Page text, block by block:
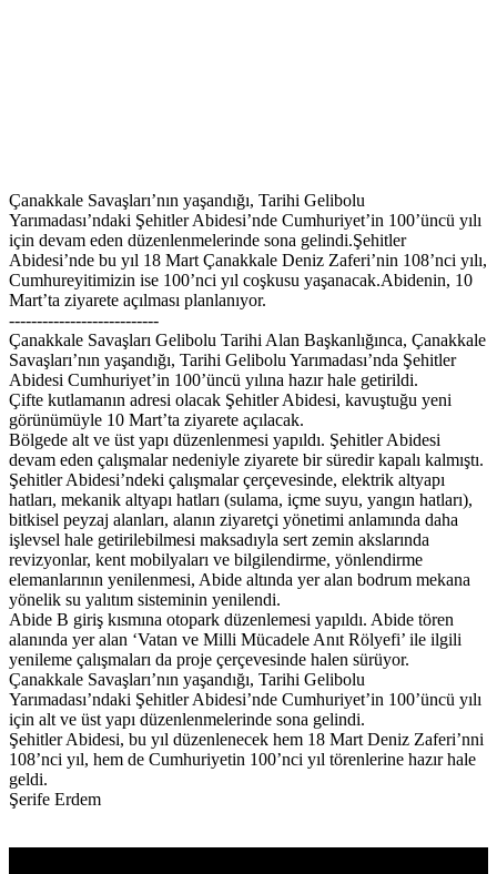
Çanakkale Savaşları’nın yaşandığı, Tarihi Gelibolu
Yarımadası’ndaki Şehitler Abidesi’nde Cumhuriyet’in 100’üncü yılı
için devam eden düzenlenmelerinde sona gelindi.Şehitler
Abidesi’nde bu yıl 18 Mart Çanakkale Deniz Zaferi’nin 108’nci yılı,
Cumhureyitimizin ise 100’nci yıl coşkusu yaşanacak.Abidenin, 10
Mart’ta ziyarete açılması planlanıyor.
---------------------------
Çanakkale Savaşları Gelibolu Tarihi Alan Başkanlığınca, Çanakkale
Savaşları’nın yaşandığı, Tarihi Gelibolu Yarımadası’nda Şehitler
Abidesi Cumhuriyet’in 100’üncü yılına hazır hale getirildi.
Çifte kutlamanın adresi olacak Şehitler Abidesi, kavuştuğu yeni
görünümüyle 10 Mart’ta ziyarete açılacak.
Bölgede alt ve üst yapı düzenlenmesi yapıldı. Şehitler Abidesi
devam eden çalışmalar nedeniyle ziyarete bir süredir kapalı kalmıştı.
Şehitler Abidesi’ndeki çalışmalar çerçevesinde, elektrik altyapı
hatları, mekanik altyapı hatları (sulama, içme suyu, yangın hatları),
bitkisel peyzaj alanları, alanın ziyaretçi yönetimi anlamında daha
işlevsel hale getirilebilmesi maksadıyla sert zemin akslarında
revizyonlar, kent mobilyaları ve bilgilendirme, yönlendirme
elemanlarının yenilenmesi, Abide altında yer alan bodrum mekana
yönelik su yalıtım sisteminin yenilendi.
Abide B giriş kısmına otopark düzenlemesi yapıldı. Abide tören
alanında yer alan ‘Vatan ve Milli Mücadele Anıt Rölyefi’ ile ilgili
yenileme çalışmaları da proje çerçevesinde halen sürüyor.
Çanakkale Savaşları’nın yaşandığı, Tarihi Gelibolu
Yarımadası’ndaki Şehitler Abidesi’nde Cumhuriyet’in 100’üncü yılı
için alt ve üst yapı düzenlenmelerinde sona gelindi.
Şehitler Abidesi, bu yıl düzenlenecek hem 18 Mart Deniz Zaferi’nni
108’nci yıl, hem de Cumhuriyetin 100’nci yıl törenlerine hazır hale
geldi.
Şerife Erdem